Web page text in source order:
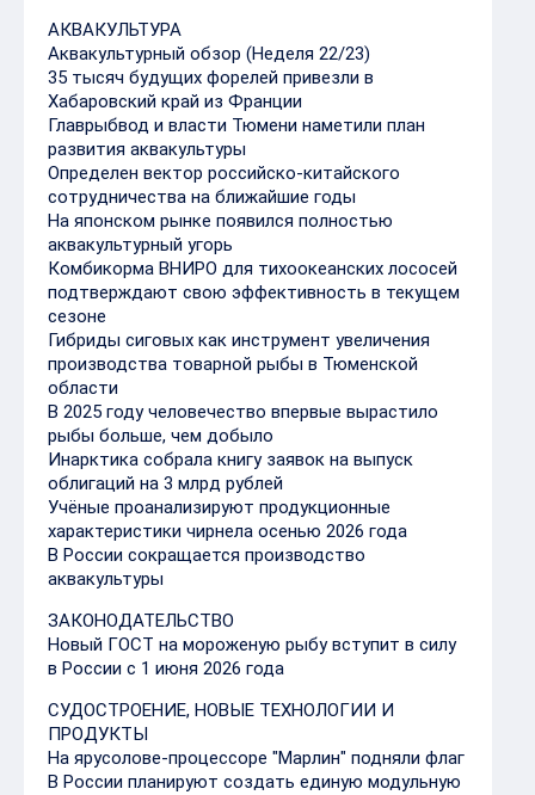
АКВАКУЛЬТУРА
Аквакультурный обзор (Неделя 22/23)
35 тысяч будущих форелей привезли в
Хабаровский край из Франции
Главрыбвод и власти Тюмени наметили план
развития аквакультуры
Определен вектор российско-китайского
сотрудничества на ближайшие годы
На японском рынке появился полностью
аквакультурный угорь
Комбикорма ВНИРО для тихоокеанских лососей
подтверждают свою эффективность в текущем
сезоне
Гибриды сиговых как инструмент увеличения
производства товарной рыбы в Тюменской
области
В 2025 году человечество впервые вырастило
рыбы больше, чем добыло
Инарктика собрала книгу заявок на выпуск
облигаций на 3 млрд рублей
Учёные проанализируют продукционные
характеристики чирнела осенью 2026 года
В России сокращается производство
аквакультуры
ЗАКОНОДАТЕЛЬСТВО
Новый ГОСТ на мороженую рыбу вступит в силу
в России с 1 июня 2026 года
СУДОСТРОЕНИЕ, НОВЫЕ ТЕХНОЛОГИИ И
ПРОДУКТЫ
На ярусолове-процессоре "Марлин" подняли флаг
В России планируют создать единую модульную